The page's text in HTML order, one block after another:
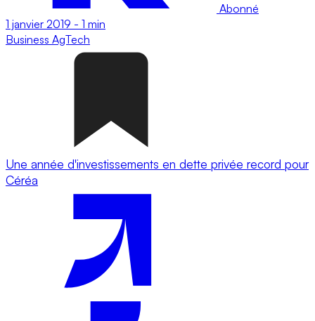
Abonné
1 janvier 2019 - 1 min
Business AgTech
Une année d'investissements en dette privée record pour
Céréa